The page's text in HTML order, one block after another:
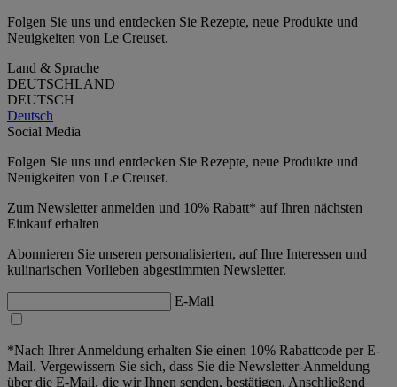
Folgen Sie uns und entdecken Sie Rezepte, neue Produkte und
Neuigkeiten von Le Creuset.
Land & Sprache
DEUTSCHLAND
DEUTSCH
Deutsch
Social Media
Folgen Sie uns und entdecken Sie Rezepte, neue Produkte und
Neuigkeiten von Le Creuset.
Zum Newsletter anmelden und 10% Rabatt* auf Ihren nächsten
Einkauf erhalten
Abonnieren Sie unseren personalisierten, auf Ihre Interessen und
kulinarischen Vorlieben abgestimmten Newsletter.
E-Mail
*Nach Ihrer Anmeldung erhalten Sie einen 10% Rabattcode per E-
Mail. Vergewissern Sie sich, dass Sie die Newsletter-Anmeldung
über die E-Mail, die wir Ihnen senden, bestätigen. Anschließend